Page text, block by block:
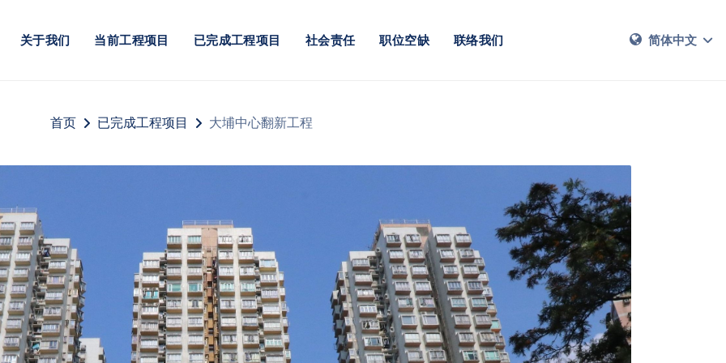
关于我们 当前工程项目 已完成工程项目 社会责任 职位空缺 联络我们 简体中文
首页 已完成工程项目 大埔中心翻新工程